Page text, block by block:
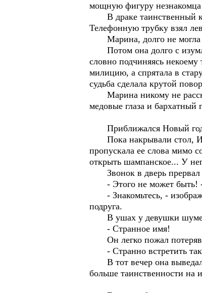
мощную фигуру
В драке таинственный
Телефонную трубку взял
Марина, долго не могла
Потом она долго с
словно подчиняясь
милицию, а спрятала в
судьба сделала крутой
Марина никому не
медовые глаза и бархатный
Приближался Новый год.
Пока накрывали стол,
пропускала ее слова мимо
открыть шампанское... У
Звонок в дверь прервал
- Этого не может быть! -
- Знакомьтесь, -
подруга.
В ушах у девушки шумел
- Странное имя!
Он легко пожал
- Странно встретить
В тот вечер она
больше таинственности на